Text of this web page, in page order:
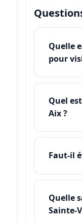
Quelle
pour
Quel
Aix ?
Faut-il
Quelle
Sainte-